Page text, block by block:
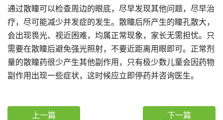
通过散瞳可以检查周边的眼底，尽早发现其他问题，尽早治
疗，尽可能减少并发症的发生。散瞳后所产生的瞳孔散大，
会出现畏光、视近困难，均属正常现象，家长无需担忧。只
需要在散瞳后避免强光照射，不要近距离用眼即可。正常剂
量的散瞳药很少产生其他副作用，只有极少数儿童会因药物
副作用出现一些症状，这时候应立即停药并咨询医生。
上一篇 下一篇